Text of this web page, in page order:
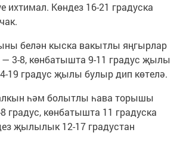
ихтимал. Көндез 16-21 градуска
белән кыска вакытлы яңгырлар
— 3-8, көнбатышта 9-11 градус җылы
19 градус җылы булыр дип көтелә.
һәм болытлы һава торышы
градус, көнбатышта 11 градуска
җылылык 12-17 градустан